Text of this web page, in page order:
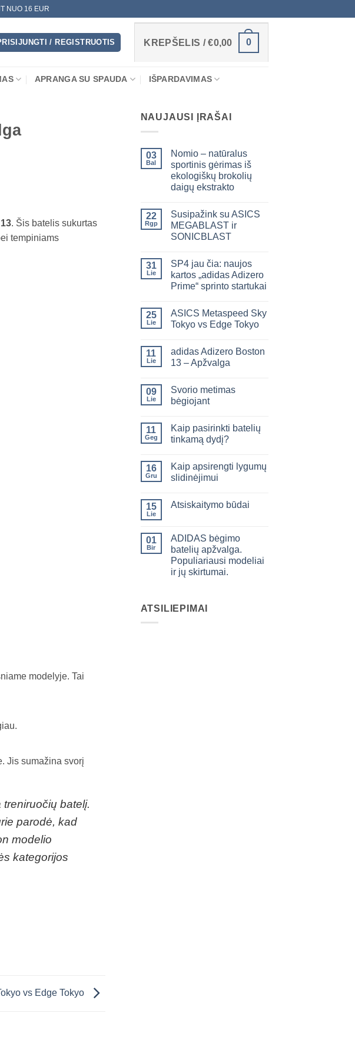
NUO 16 EUR
/ REGISTRUOTIS KREPŠELIS /€0,00 0
APRANGA SU SPAUDA IŠPARDAVIMAS
. Šis batelis sukurtas
tempiniams
modelyje. Tai
Jis sumažina svorį
batelį.
parodė, kad
modelio
kategorijos
vs Edge Tokyo
NAUJAUSI ĮRAŠAI
03
Bal
Nomio – natūralus
sportinis gėrimas iš
ekologiškų brokolių
daigų ekstrakto
22
Rgp
Susipažink su ASICS
MEGABLAST ir
SONICBLAST
31
Lie
SP4 jau čia: naujos
kartos „adidas Adizero
Prime“ sprinto startukai
25
Lie
ASICS Metaspeed Sky
Tokyo vs Edge Tokyo
11
Lie
adidas Adizero Boston
13 – Apžvalga
09
Lie
Svorio metimas
bėgiojant
11
Geg
Kaip pasirinkti batelių
tinkamą dydį?
16
Gru
Kaip apsirengti lygumų
slidinėjimui
15
Lie
Atsiskaitymo būdai
01
Bir
ADIDAS bėgimo
batelių apžvalga.
Populiariausi modeliai
ir jų skirtumai.
ATSILIEPIMAI